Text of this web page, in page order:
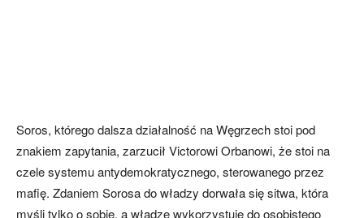
Soros, którego dalsza działalność na Węgrzech stoi pod
znakiem zapytania, zarzucił Victorowi Orbanowi, że stoi na
czele systemu antydemokratycznego, sterowanego przez
mafię. Zdaniem Sorosa do władzy dorwała się sitwa, która
myśli tylko o sobie, a władzę wykorzystuje do osobistego